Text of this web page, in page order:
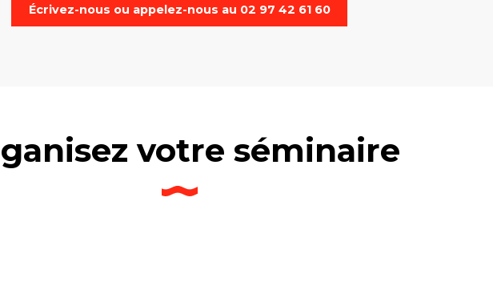
Écrivez-nous ou appelez-nous au 02 97 42 61 60
votre séminaire